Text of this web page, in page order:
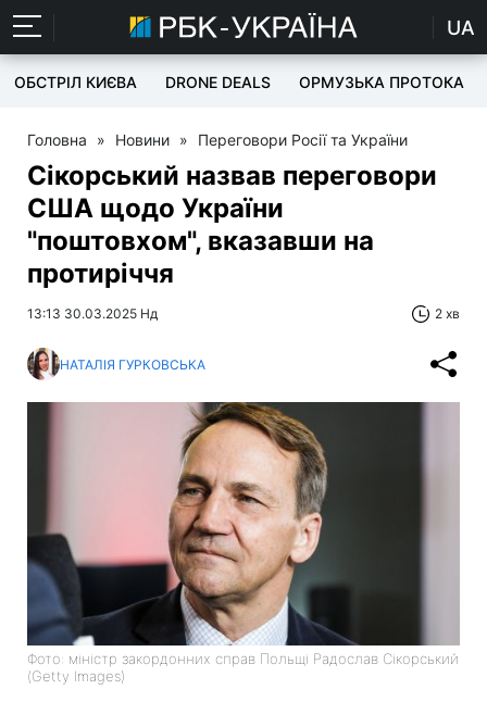
UA
ОБСТРІЛ КИЄВА DRONE DEALS ОРМУЗЬКА ПРОТОКА
Головна » Новини » Переговори Росії та України
Сікорський назвав переговори
США щодо України
"поштовхом", вказавши на
протиріччя
13:13 30.03.2025 Нд 2 хв
НАТАЛІЯ ГУРКОВСЬКА
Фото: міністр закордонних справ Польщі Радослав Сікорський
(Getty Images)